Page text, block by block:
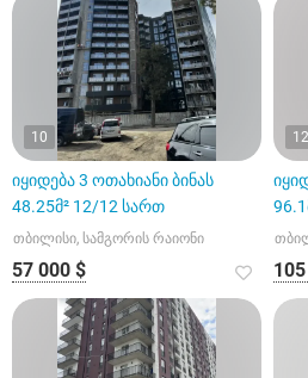
10
იყიდება 3 ოთახიანი ბინას
48.25მ² 12/12 სართ
თბილისი, სამგორის რაიონი
57 000 $
12